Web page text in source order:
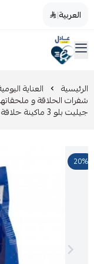
العربية|
صيدليات عادل
القائمة الرئيسية
تخفيضات
المدونة
عروض التوفير
مزيل طلاء الأظافر
العناية بالطفل و الأم
العناية اليومية
الرئيسية العناية اليومية
شفرات الحلاقة و ملحقاتها
جيليت بلو 3 ماكينة حلاقة رجالية 8 حبة كيس
20%